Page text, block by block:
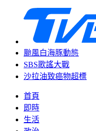
颱風白海豚動態
SBS歌謠大戰
沙拉油致癌物超標
首頁
即時
生活